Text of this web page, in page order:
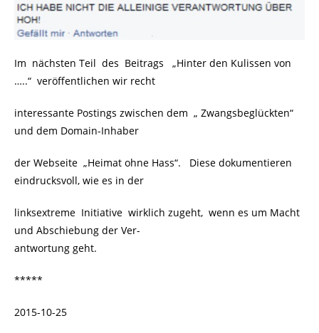
Im nächsten Teil des Beitrags „Hinter den Kulissen von
…..“ veröffentlichen wir recht
interessante Postings zwischen dem „ Zwangsbeglückten“
und dem Domain-Inhaber
der Webseite „Heimat ohne Hass“. Diese dokumentieren
eindrucksvoll, wie es in der
linksextreme Initiative wirklich zugeht, wenn es um Macht
und Abschiebung der Ver-
antwortung geht.
*****
2015-10-25